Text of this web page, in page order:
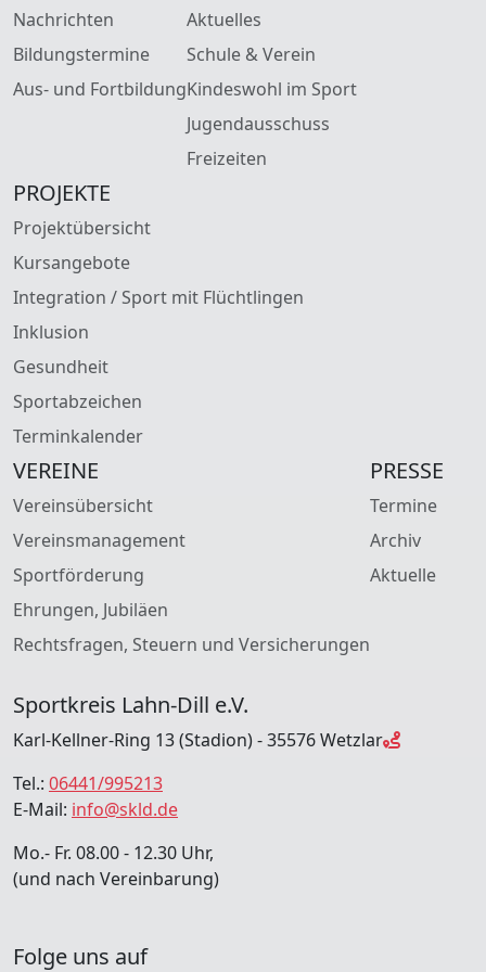
Nachrichten
Bildungstermine
Aus- und Fortbildung
Aktuelles
Schule & Verein
Kindeswohl im Sport
Jugendausschuss
Freizeiten
PROJEKTE
Projektübersicht
Kursangebote
Integration / Sport mit Flüchtlingen
Inklusion
Gesundheit
Sportabzeichen
Terminkalender
VEREINE
Vereinsübersicht
Vereinsmanagement
Sportförderung
Ehrungen, Jubiläen
Rechtsfragen, Steuern und Versicherungen
PRESSE
Termine
Archiv
Aktuelle
Sportkreis Lahn-Dill e.V.
Karl-Kellner-Ring 13 (Stadion) - 35576 Wetzlar
Tel.: 06441/995213
E-Mail: info@skld.de
Mo.- Fr. 08.00 - 12.30 Uhr,
(und nach Vereinbarung)
Folge uns auf